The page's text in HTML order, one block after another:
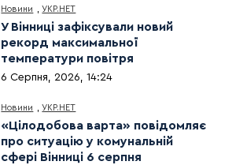
Новини ,УКР.НЕТ
У Вінниці зафіксували новий
рекорд максимальної
температури повітря
6 Серпня, 2026, 14:24
Новини ,УКР.НЕТ
«Цілодобова варта» повідомляє
про ситуацію у комунальній
сфері Вінниці 6 серпня